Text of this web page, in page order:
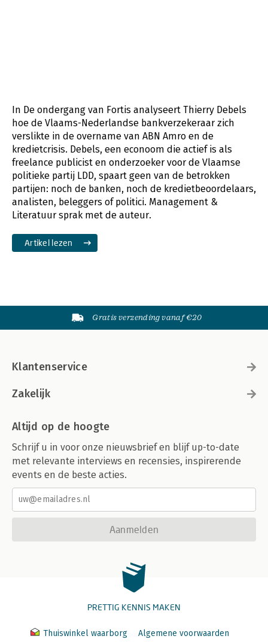
In De ondergang van Fortis analyseert Thierry Debels
hoe de Vlaams-Nederlandse bankverzekeraar zich
verslikte in de overname van ABN Amro en de
kredietcrisis. Debels, een econoom die actief is als
freelance publicist en onderzoeker voor de Vlaamse
politieke partij LDD, spaart geen van de betrokken
partijen: noch de banken, noch de kredietbeoordelaars,
analisten, beleggers of politici. Management &
Literatuur sprak met de auteur.
Artikel lezen
Gratis verzending vanaf €20
Klantenservice
Zakelijk
Altijd op de hoogte
Schrijf u in voor onze nieuwsbrief en blijf up-to-date
met relevante interviews en recensies, inspirerende
events en de beste acties.
Aanmelden
PRETTIG KENNIS MAKEN
Thuiswinkel waarborg Algemene voorwaarden